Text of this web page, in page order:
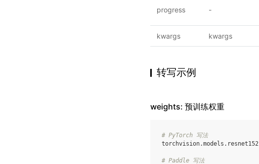
progress -
kwargs kwargs
转写示例
weights: 预训练权重
# PyTorch 写法
torchvision.models . resnet152
# Paddle 写法